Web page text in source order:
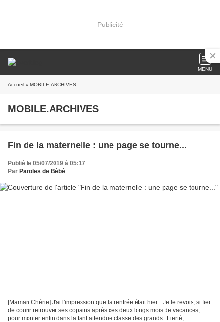
Publicité
MENU
Accueil » MOBILE.ARCHIVES
MOBILE.ARCHIVES
Fin de la maternelle : une page se tourne...
Publié le 05/07/2019 à 05:17
Par Paroles de Bébé
[Maman Chérie] J'ai l'impression que la rentrée était hier... Je le revois, si fier
de courir retrouver ses copains après ces deux longs mois de vacances,
pour monter enfin dans la tant attendue classe des grands ! Fierté,